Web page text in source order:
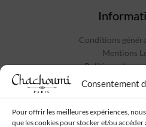
Consentement
Pour offrir les meilleures expériences,
que les cookies pour stocker et/ou
Conditions
Mentions
Politique de
Contact